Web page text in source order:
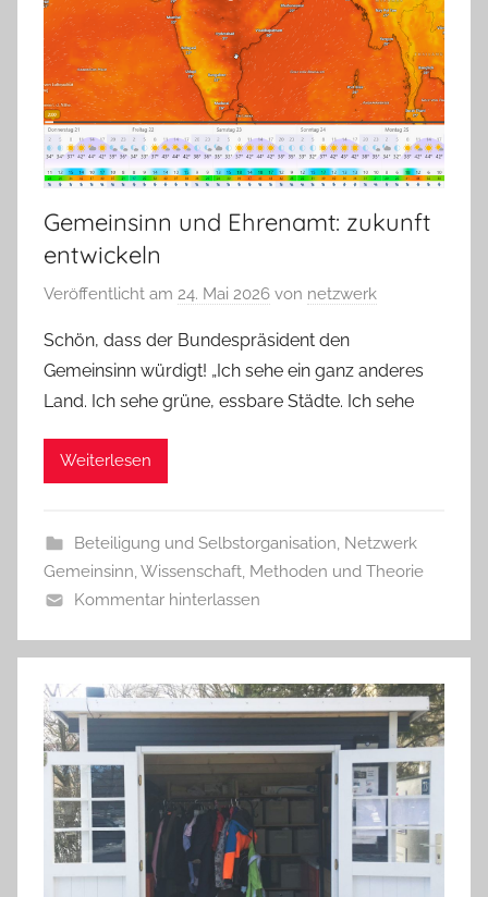
Gemeinsinn und Ehrenamt: zukunft
entwickeln
Veröffentlicht am 24. Mai 2026 von netzwerk
Schön, dass der Bundespräsident den
Gemeinsinn würdigt! „Ich sehe ein ganz anderes
Land. Ich sehe grüne, essbare Städte. Ich sehe
Weiterlesen
Beteiligung und Selbstorganisation, Netzwerk
Gemeinsinn,Wissenschaft, Methoden und Theorie
Kommentar hinterlassen